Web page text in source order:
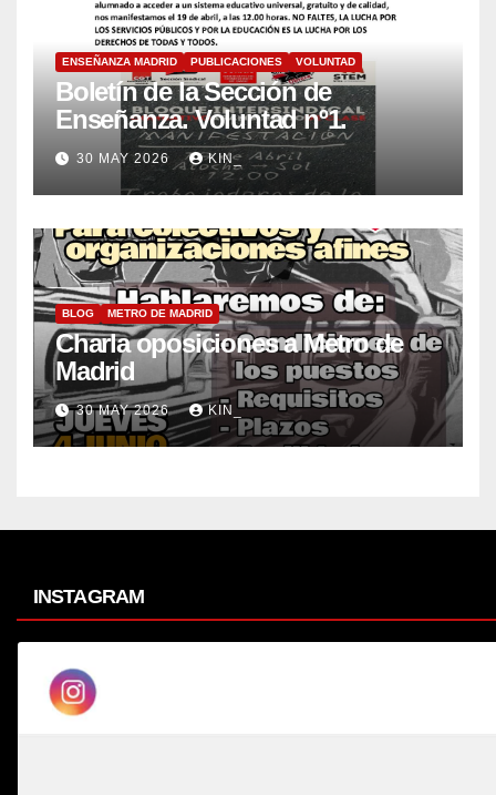
ENSEÑANZA MADRID PUBLICACIONES VOLUNTAD
Boletín de la Sección de
Enseñanza. Voluntad nº1.
30 MAY 2026 KIN_
BLOG METRO DE MADRID
Charla oposiciones a Metro de
Madrid
30 MAY 2026 KIN_
INSTAGRAM